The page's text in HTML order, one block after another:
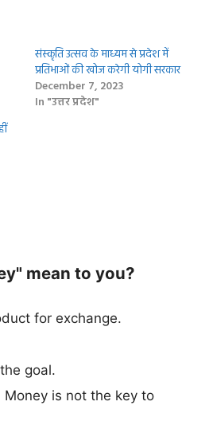
संस्कृति उत्सव के माध्यम से प्रदेश में
प्रतिभाओं की खोज करेगी योगी सरकार
December 7, 2023
In "उत्तर प्रदेश"
mean to you?
for exchange.
goal.
Money is not the key to